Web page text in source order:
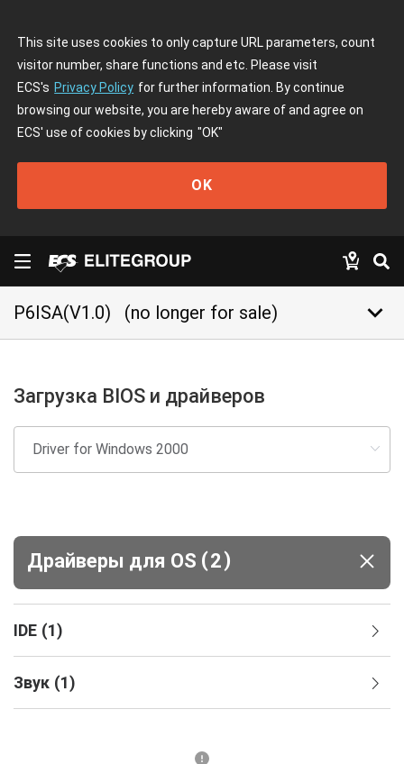
This site uses cookies to only capture URL parameters, count
visitor number, share functions and etc. Please visit
ECS's Privacy Policy for further information. By continue
browsing our website, you are hereby aware of and agree on
ECS' use of cookies by clicking "OK"
OK
P6ISA(V1.0) (no longer for sale) keyboard_arrow_down
Загрузка BIOS и драйверов
Драйверы для ОS (2)
IDE (1)
Звук (1)